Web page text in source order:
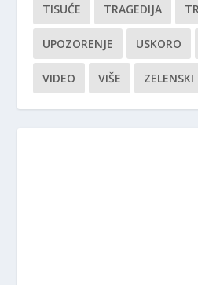
TISUĆE TRAGEDIJA
UPOZORENJE USKORO
VIDEO VIŠE ZELENSKI